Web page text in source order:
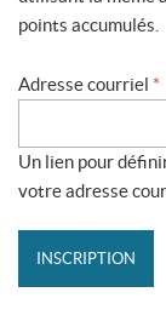
points accumulés.
Adresse courriel *
Un lien pour
votre adresse
INSCRIPTION